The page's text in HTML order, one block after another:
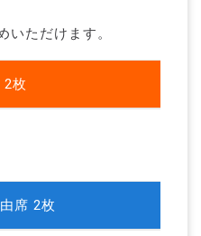
いただけます。
2枚
席 2枚